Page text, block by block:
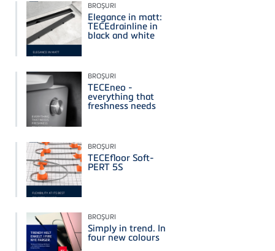
BROŞURI
Elegance in matt:
TECEdrainline in
black and white
BROŞURI
TECEneo -
everything that
freshness needs
BROŞURI
TECEfloor Soft-
PERT 5S
BROŞURI
Simply in trend. In
four new colours